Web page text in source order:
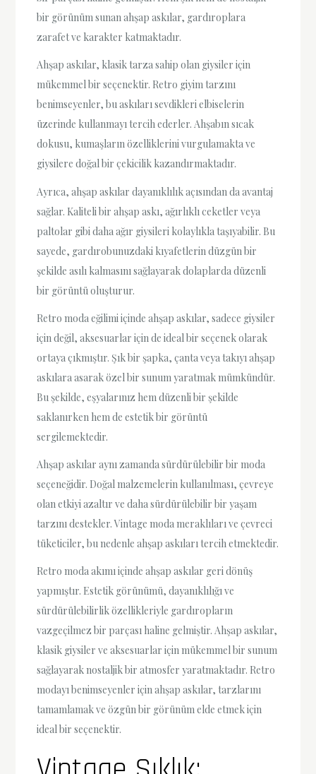
bir görünüm sunan ahşap askılar, gardıroplara
zarafet ve karakter katmaktadır.
Ahşap askılar, klasik tarza sahip olan giysiler için
mükemmel bir seçenektir. Retro giyim tarzını
benimseyenler, bu askıları sevdikleri elbiselerin
üzerinde kullanmayı tercih ederler. Ahşabın sıcak
dokusu, kumaşların özelliklerini vurgulamakta ve
giysilere doğal bir çekicilik kazandırmaktadır.
Ayrıca, ahşap askılar dayanıklılık açısından da avantaj
sağlar. Kaliteli bir ahşap askı, ağırlıklı ceketler veya
paltolar gibi daha ağır giysileri kolaylıkla taşıyabilir. Bu
sayede, gardırobunuzdaki kıyafetlerin düzgün bir
şekilde asılı kalmasını sağlayarak dolaplarda düzenli
bir görüntü oluşturur.
Retro moda eğilimi içinde ahşap askılar, sadece giysiler
için değil, aksesuarlar için de ideal bir seçenek olarak
ortaya çıkmıştır. Şık bir şapka, çanta veya takıyı ahşap
askılara asarak özel bir sunum yaratmak mümkündür.
Bu şekilde, eşyalarınız hem düzenli bir şekilde
saklanırken hem de estetik bir görüntü
sergilemektedir.
Ahşap askılar aynı zamanda sürdürülebilir bir moda
seçeneğidir. Doğal malzemelerin kullanılması, çevreye
olan etkiyi azaltır ve daha sürdürülebilir bir yaşam
tarzını destekler. Vintage moda meraklıları ve çevreci
tüketiciler, bu nedenle ahşap askıları tercih etmektedir.
Retro moda akımı içinde ahşap askılar geri dönüş
yapmıştır. Estetik görünümü, dayanıklılığı ve
sürdürülebilirlik özellikleriyle gardıropların
vazgeçilmez bir parçası haline gelmiştir. Ahşap askılar,
klasik giysiler ve aksesuarlar için mükemmel bir sunum
sağlayarak nostaljik bir atmosfer yaratmaktadır. Retro
modayı benimseyenler için ahşap askılar, tarzlarını
tamamlamak ve özgün bir görünüm elde etmek için
ideal bir seçenektir.